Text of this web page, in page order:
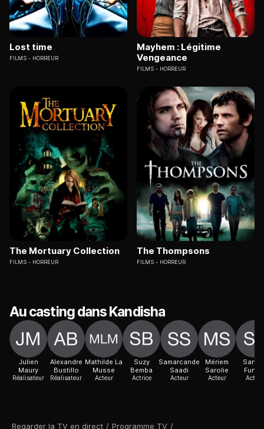
Regarder la TV en direct / Programme TV /
Lost time
FILMS HORREUR
Mayhem : Légitime
Vengeance
FILMS HORREUR
The Mortuary Collection
FILMS HORREUR
The Thompsons
FILMS HORREUR
Au casting dans Kandisha
Julien
Maury
Réalisateur
Alexandre
Bustillo
Réalisateur
Mathilde La
Musse
Acteur
Suzy
Bemba
Actrice
Samarcande
Saadi
Acteur
Mériem
Sarolie
Acteur Acteur